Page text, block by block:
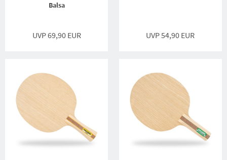
Balsa
UVP 69,90 EUR UVP 54,90 EUR